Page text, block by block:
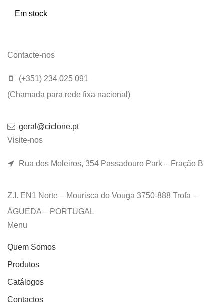
Em stock
Contacte-nos
(+351) 234 025 091
(Chamada para rede fixa nacional)
geral@ciclone.pt
Visite-nos
Rua dos Moleiros, 354 Passadouro Park – Fração B
Z.I. EN1 Norte – Mourisca do Vouga 3750-888 Trofa –
ÁGUEDA – PORTUGAL
Menu
Quem Somos
Produtos
Catálogos
Contactos